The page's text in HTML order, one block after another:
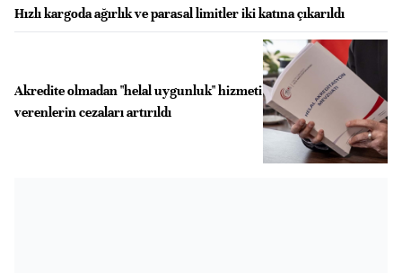
Hızlı kargoda ağırlık ve parasal limitler iki katına çıkarıldı
Akredite olmadan "helal uygunluk" hizmeti
verenlerin cezaları artırıldı